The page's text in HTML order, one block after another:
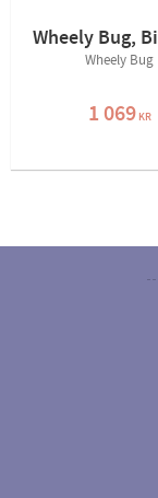
Wheely Bug,
Wheely Bug
1 069KR